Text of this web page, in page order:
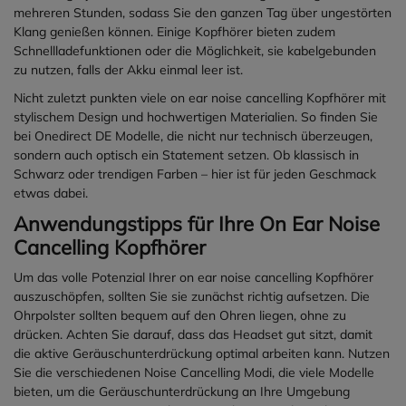
Ionen-Akku, austauschbare
Ohrpolster und die
Schutzklasse IP54 für Wasser-
und Staubschutz. Die 3M™
Updates und erweitert so die
Funktionalität des Geräts.
Technische Merkmale:
Vollduplex-Kommunikation
6 Kanäle
MHz (EMEA)
Reichweite: bis zu 20 m (65 ft)
je nach Bedingungen
Kapazität für 4 Personen zum
gleichzeitigen Sprechen und 50
Zuhörer pro Kanal
Ausgangsleistung 1 mW
Bluetooth 5.1 mit einer
mehreren Stunden, sodass Sie den ganzen Tag über ungestörten
Klang genießen können. Einige Kopfhörer bieten zudem
Schnellladefunktionen oder die Möglichkeit, sie kabelgebunden
zu nutzen, falls der Akku einmal leer ist.
Nicht zuletzt punkten viele on ear noise cancelling Kopfhörer mit
stylischem Design und hochwertigen Materialien. So finden Sie
bei Onedirect DE Modelle, die nicht nur technisch überzeugen,
sondern auch optisch ein Statement setzen. Ob klassisch in
Schwarz oder trendigen Farben – hier ist für jeden Geschmack
etwas dabei.
Anwendungstipps für Ihre On Ear Noise
Cancelling Kopfhörer
Um das volle Potenzial Ihrer on ear noise cancelling Kopfhörer
auszuschöpfen, sollten Sie sie zunächst richtig aufsetzen. Die
Ohrpolster sollten bequem auf den Ohren liegen, ohne zu
drücken. Achten Sie darauf, dass das Headset gut sitzt, damit
die aktive Geräuschunterdrückung optimal arbeiten kann. Nutzen
Sie die verschiedenen Noise Cancelling Modi, die viele Modelle
bieten, um die Geräuschunterdrückung an Ihre Umgebung